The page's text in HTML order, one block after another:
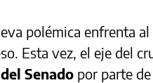
polémica enfrenta
Esta vez, el eje del
Senado por parte